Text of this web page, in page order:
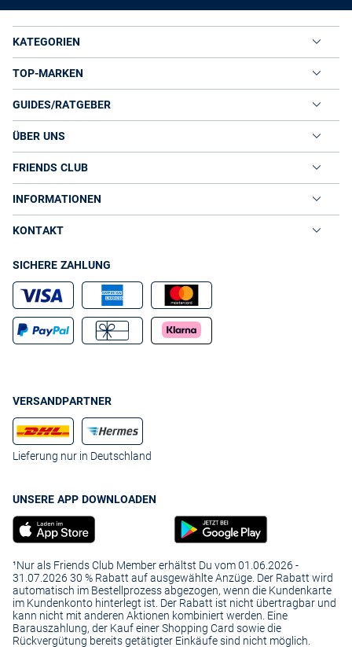
KATEGORIEN
TOP-MARKEN
GUIDES/RATGEBER
ÜBER UNS
FRIENDS CLUB
INFORMATIONEN
KONTAKT
SICHERE ZAHLUNG
VERSANDPARTNER
Lieferung nur in Deutschland
UNSERE APP DOWNLOADEN
¹Nur als Friends Club Member erhältst Du vom 01.06.2026 -
31.07.2026 30 % Rabatt auf ausgewählte Anzüge. Der Rabatt wird
automatisch im Bestellprozess abgezogen, wenn die Kundenkarte
im Kundenkonto hinterlegt ist. Der Rabatt ist nicht übertragbar und
kann nicht mit anderen Aktionen kombiniert werden. Eine
Barauszahlung, der Kauf einer Shopping Card sowie die
Rückvergütung bereits getätigter Einkäufe sind nicht möglich.